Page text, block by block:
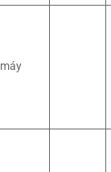
máy